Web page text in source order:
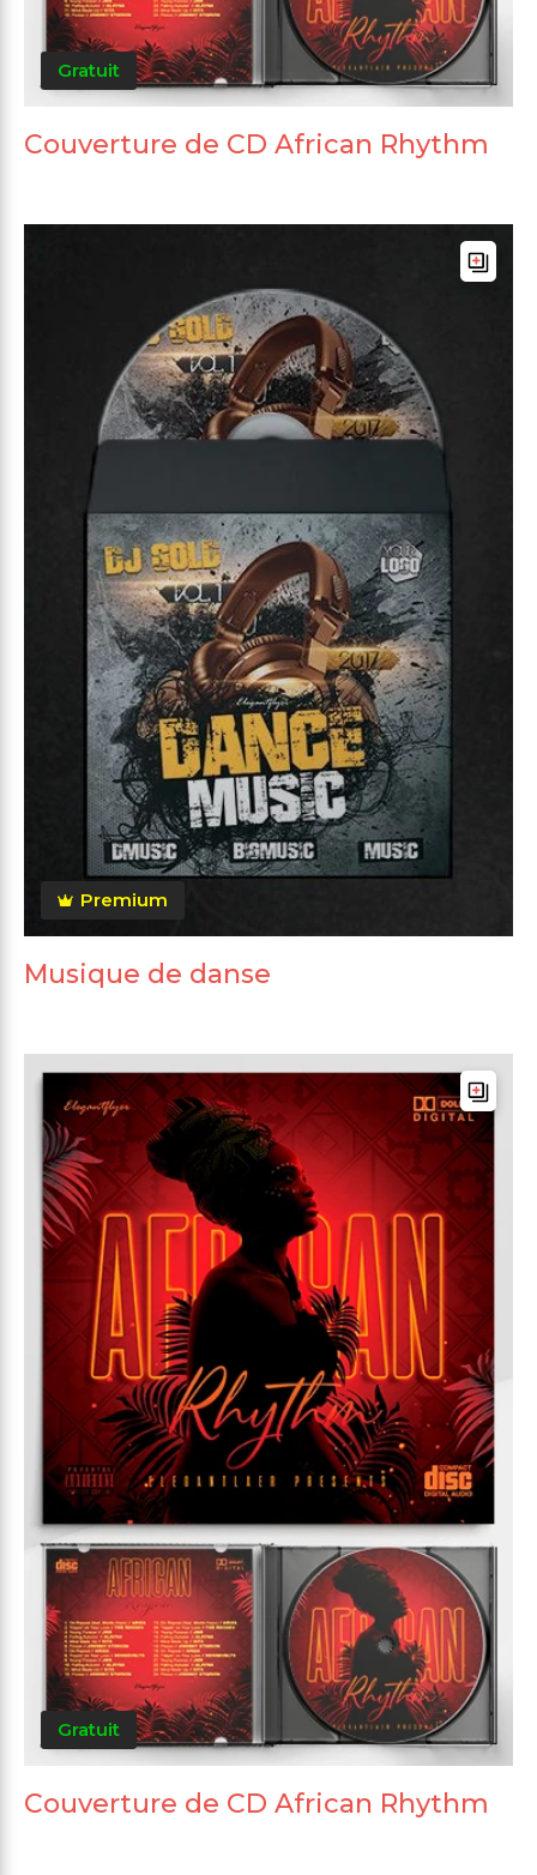
Gratuit
Couverture de CD African Rhythm
Premium
Musique de danse
Gratuit
Couverture de CD African Rhythm